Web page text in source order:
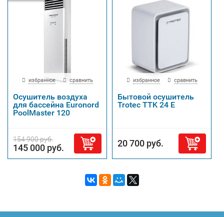
избранное сравнить
Осушитель воздуха
для бассейна Euronord
PoolMaster 120
154 900 руб.
145 000 руб.
избранное сравнить
Бытовой осушитель
Trotec TTK 24 E
20 700 руб.